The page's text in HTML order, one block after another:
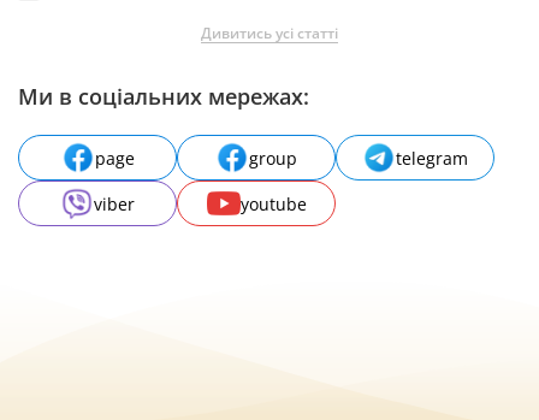
Дивитись усі статті
Ми в соціальних мережах:
page group
telegram
viber
youtube